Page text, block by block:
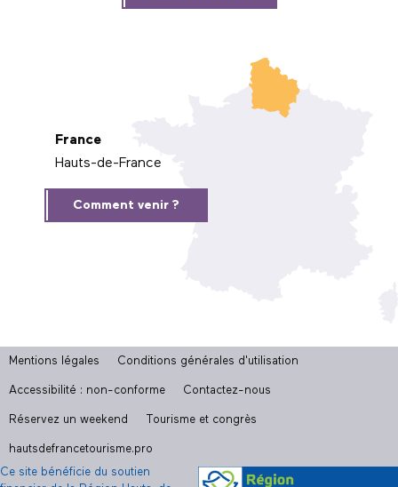
France
Hauts-de-France
Comment venir ?
Mentions légales Conditions générales d'utilisation
Accessibilité : non-conforme Contactez-nous
Réservez un weekend Tourisme et congrès
hautsdefrancetourisme.pro
Ce site bénéficie du soutien